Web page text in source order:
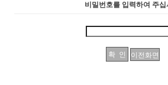
비밀번호를 입력하여 주십